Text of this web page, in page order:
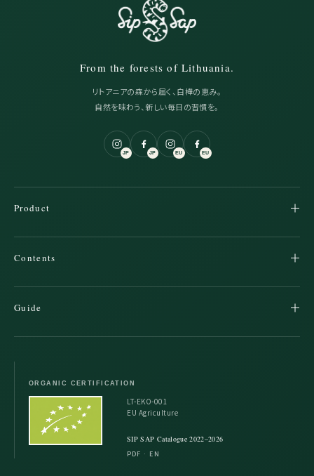
From the forests of Lithuania.
リトアニアの森から届く、白樺の恵み。
自然を味わう、新しい毎日の習慣を。
JP JP EU EU
Product
Contents
Guide
ORGANIC CERTIFICATION
LT-EKO-001
EU Agriculture
SIP SAP Catalogue 2022–2026
PDF · EN